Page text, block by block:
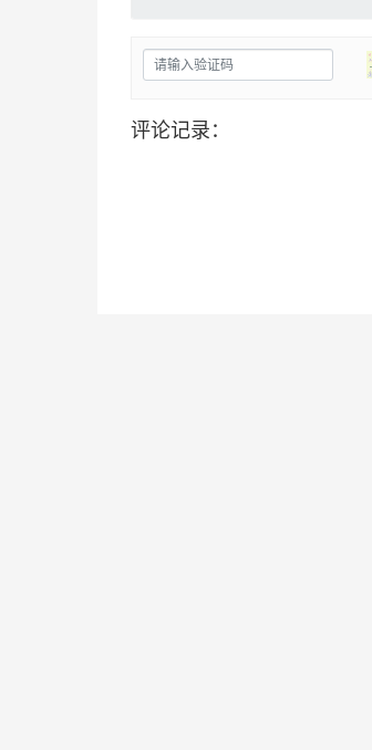
评论记录：